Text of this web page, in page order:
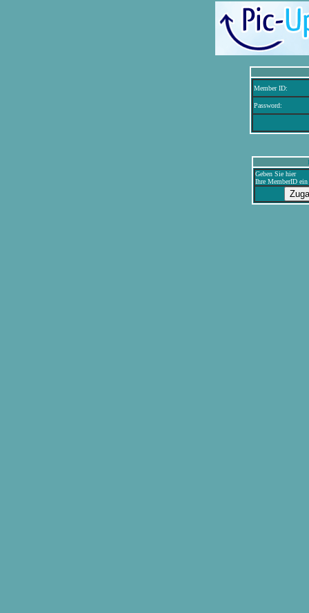
Member ID:
Password:
Geben Sie hier
Ihre MemberID ein